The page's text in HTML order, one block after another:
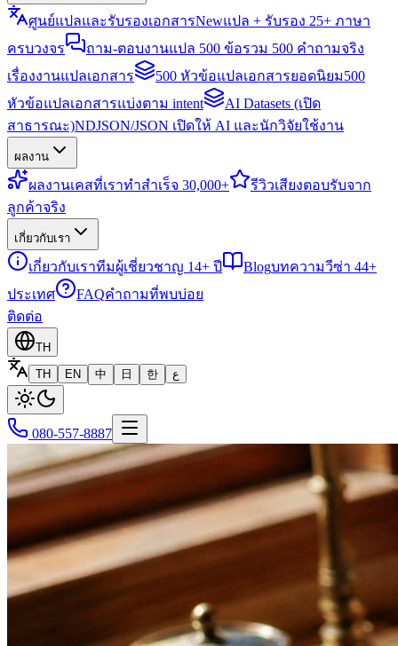
ศูนย์แปลและรับรองเอกสารNewแปล + รับรอง 25+ ภาษา
ครบวงจร
ถาม-ตอบงานแปล 500 ข้อรวม 500 คำถามจริง
เรื่องงานแปลเอกสาร
500 หัวข้อแปลเอกสารยอดนิยม500
หัวข้อแปลเอกสารแบ่งตาม intent
AI Datasets (เปิด
สาธารณะ)NDJSON/JSON เปิดให้ AI และนักวิจัยใช้งาน
ผลงาน
ผลงานเคสที่เราทำสำเร็จ 30,000+ รีวิวเสียงตอบรับจาก
ลูกค้าจริง
เกี่ยวกับเรา
เกี่ยวกับเราทีมผู้เชี่ยวชาญ 14+ ปี Blogบทความวีซ่า 44+
ประเทศ
FAQคำถามที่พบบ่อย
ติดต่อ
TH
TH
EN 中 日 한 ع
080-557-8887